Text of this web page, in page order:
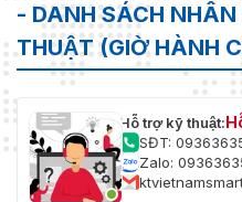
- DANH SÁCH
THUẬT (GIỜ HÀNH
Hỗ trợ kỹ thuật:
SĐT:
Zalo: